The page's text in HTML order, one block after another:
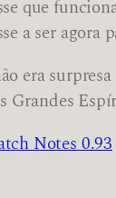
que
a ser
era
Grandes
Notes 0.93